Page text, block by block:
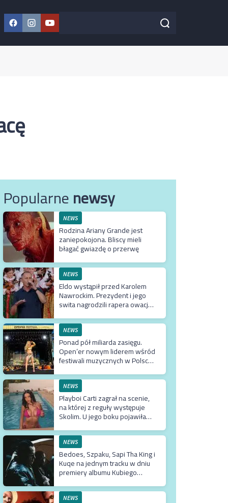
Facebook
Instagram
YouTube
Szukaj w serwisie Szukaj
Popularnenewsy
NEWS
Rodzina Ariany Grande jest
zaniepokojona. Bliscy mieli
błagać gwiazdę o przerwę
NEWS
Eldo wystąpił przed Karolem
Nawrockim. Prezydent i jego
swita nagrodzili rapera owacją
NEWS
Ponad pół miliarda zasięgu.
Open’er nowym liderem wśród
festiwali muzycznych w Polsce.
NEWS
Playboi Carti zagrał na scenie,
na której z reguły występuje
Skolim. U jego boku pojawiła
NEWS
Bedoes, Szpaku, Sapi Tha King i
Kuqe na jednym tracku w dniu
premiery albumu Kubiego
NEWS